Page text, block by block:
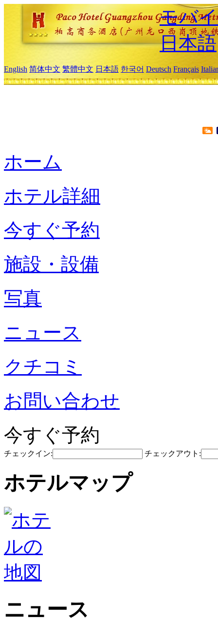
モバ
日本語
English 简体中文 繁體中文 日本語 한국어 Deutsch Français
ホーム
ホテル詳細
今すぐ予約
施設・設備
写真
ニュース
クチコミ
お問い合わせ
今すぐ予約
チェックイン: チェックアウト:
ホテルマップ
ニュース